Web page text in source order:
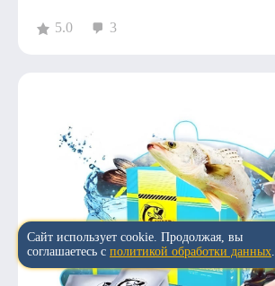
5.0 3
Сайт использует cookie. Продолжая, вы
соглашаетесь с политикой обработки данных.